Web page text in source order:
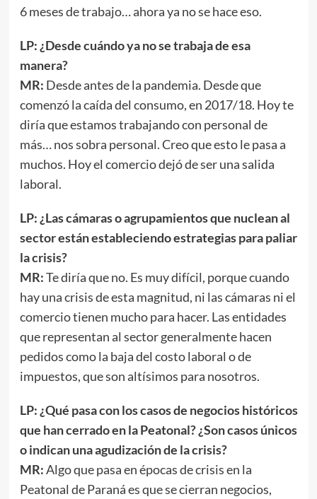
6 meses de trabajo… ahora ya no se hace eso.
LP: ¿Desde cuándo ya no se trabaja de esa
manera?
MR: Desde antes de la pandemia. Desde que
comenzó la caída del consumo, en 2017/18. Hoy te
diría que estamos trabajando con personal de
más… nos sobra personal. Creo que esto le pasa a
muchos. Hoy el comercio dejó de ser una salida
laboral.
LP: ¿Las cámaras o agrupamientos que nuclean al
sector están estableciendo estrategias para paliar
la crisis?
MR:Te diría que no. Es muy difícil, porque cuando
hay una crisis de esta magnitud, ni las cámaras ni el
comercio tienen mucho para hacer. Las entidades
que representan al sector generalmente hacen
pedidos como la baja del costo laboral o de
impuestos, que son altísimos para nosotros.
LP: ¿Qué pasa con los casos de negocios históricos
que han cerrado en la Peatonal? ¿Son casos únicos
o indican una agudización de la crisis?
MR:Algo que pasa en épocas de crisis en la
Peatonal de Paraná es que se cierran negocios,